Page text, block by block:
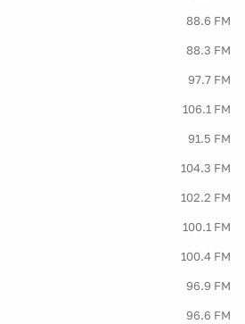
88.6 FM
88.3 FM
97.7 FM
106.1 FM
91.5 FM
104.3 FM
102.2 FM
100.1 FM
100.4 FM
96.9 FM
96.6 FM